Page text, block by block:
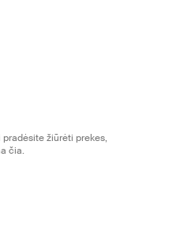
žiūrėti prekes,
čia.